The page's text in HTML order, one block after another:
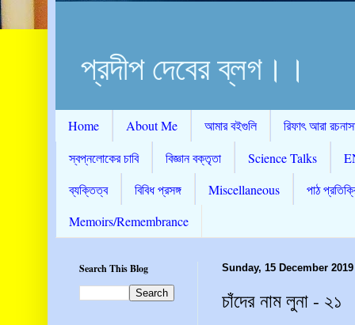
প্রদীপ দেবের ব্লগ।।
Home About Me আমার বইগুলি
রিফাৎ আরা
স্বপ্নলোকের চাবি
বিজ্ঞান বক্তৃতা Science Talks
ব্যক্তিত্ব
বিবিধ প্রসঙ্গ Miscellaneous
পাঠ
Memoirs/Remembrance
Sunday, 15 December 2019
চাঁদের নাম লুনা - ২১
Search This Blog